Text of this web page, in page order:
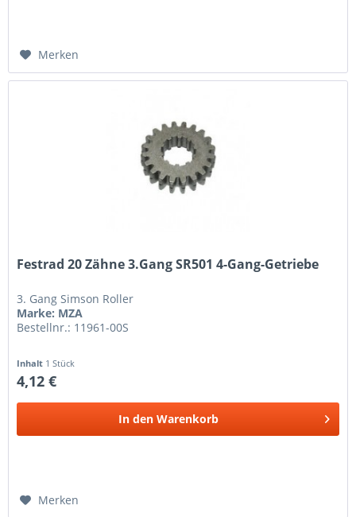
Merken
Festrad 20 Zähne 3.Gang SR501 4-Gang-Getriebe
3. Gang Simson Roller
Marke: MZA
Bestellnr.: 11961-00S
Inhalt 1 Stück
4,12 €
In den Warenkorb
Merken